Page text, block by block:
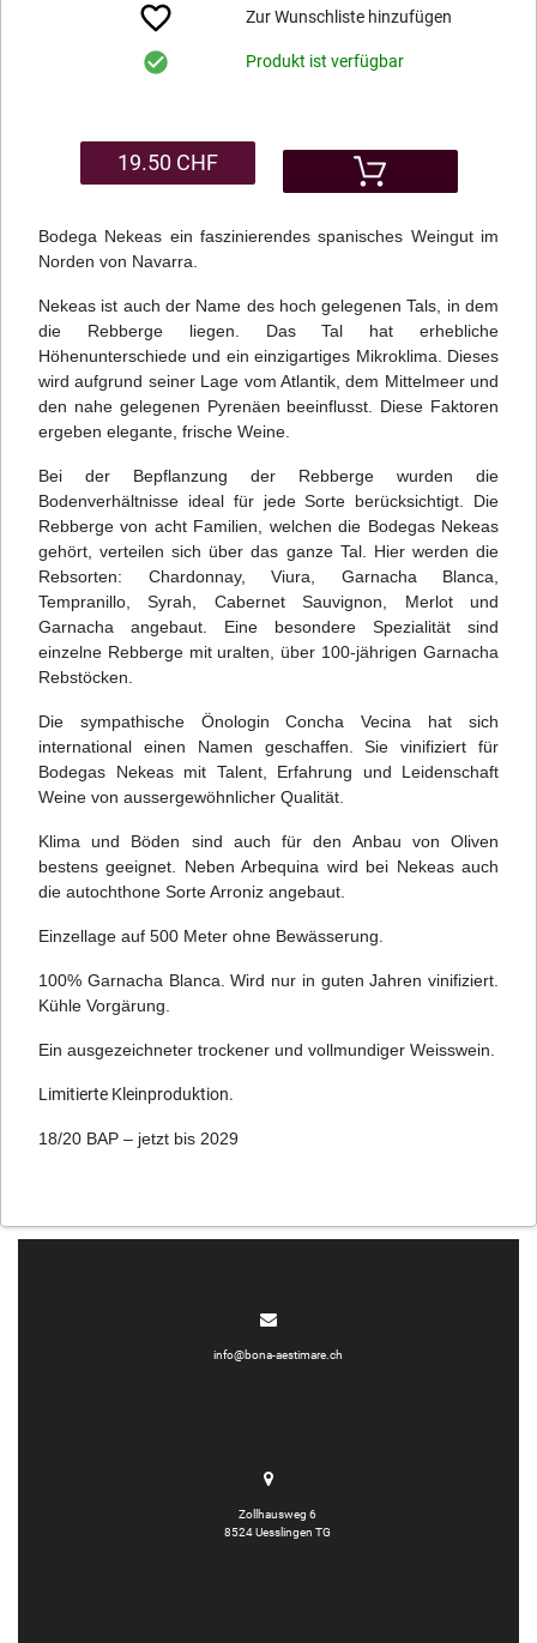
Zur Wunschliste hinzufügen
Produkt ist verfügbar
19.50 CHF
Bodega Nekeas ein faszinierendes spanisches Weingut im
Norden von Navarra.
Nekeas ist auch der Name des hoch gelegenen Tals, in dem
die Rebberge liegen. Das Tal hat erhebliche
Höhenunterschiede und ein einzigartiges Mikroklima. Dieses
wird aufgrund seiner Lage vom Atlantik, dem Mittelmeer und
den nahe gelegenen Pyrenäen beeinflusst. Diese Faktoren
ergeben elegante, frische Weine.
Bei der Bepflanzung der Rebberge wurden die
Bodenverhältnisse ideal für jede Sorte berücksichtigt. Die
Rebberge von acht Familien, welchen die Bodegas Nekeas
gehört, verteilen sich über das ganze Tal. Hier werden die
Rebsorten: Chardonnay, Viura, Garnacha Blanca,
Tempranillo, Syrah, Cabernet Sauvignon, Merlot und
Garnacha angebaut. Eine besondere Spezialität sind
einzelne Rebberge mit uralten, über 100-jährigen Garnacha
Rebstöcken.
Die sympathische Önologin Concha Vecina hat sich
international einen Namen geschaffen. Sie vinifiziert für
Bodegas Nekeas mit Talent, Erfahrung und Leidenschaft
Weine von aussergewöhnlicher Qualität.
Klima und Böden sind auch für den Anbau von Oliven
bestens geeignet. Neben Arbequina wird bei Nekeas auch
die autochthone Sorte Arroniz angebaut.
Einzellage auf 500 Meter ohne Bewässerung.
100% Garnacha Blanca. Wird nur in guten Jahren vinifiziert.
Kühle Vorgärung.
Ein ausgezeichneter trockener und vollmundiger Weisswein.
Limitierte Kleinproduktion.
18/20 BAP – jetzt bis 2029
info@bona-aestimare.ch
Zollhausweg 6
8524 Uesslingen TG